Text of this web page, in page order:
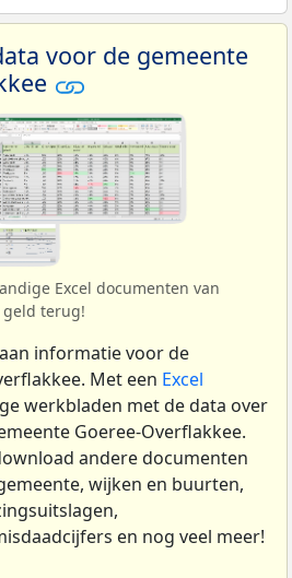
voor de gemeente
Excel documenten van
terug!
informatie voor de
Met een Excel
werkbladen met de data over
Goeree-Overflakkee.
andere documenten
wijken en buurten,
en nog veel meer!